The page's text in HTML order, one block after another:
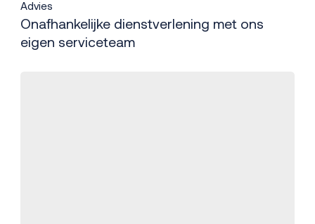
Advies
Onafhankelijke dienstverlening met ons
eigen serviceteam